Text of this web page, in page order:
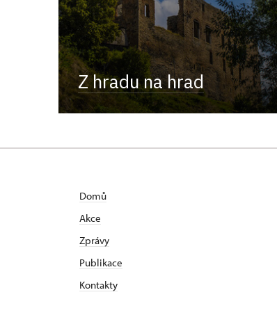
Z hradu na hrad
Domů
Akce
Zprávy
Publikace
Kontakty